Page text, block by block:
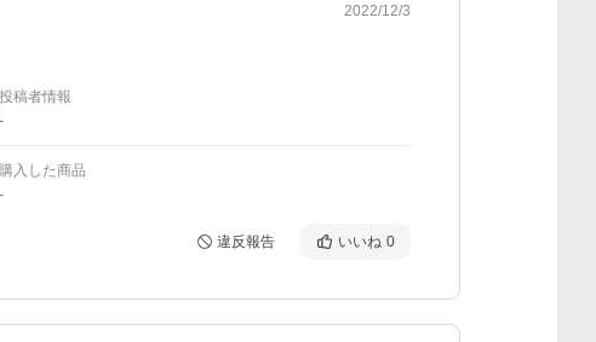
2022/12/3
投稿者情報
-
購入した商品
-
違反報告 いいね 0